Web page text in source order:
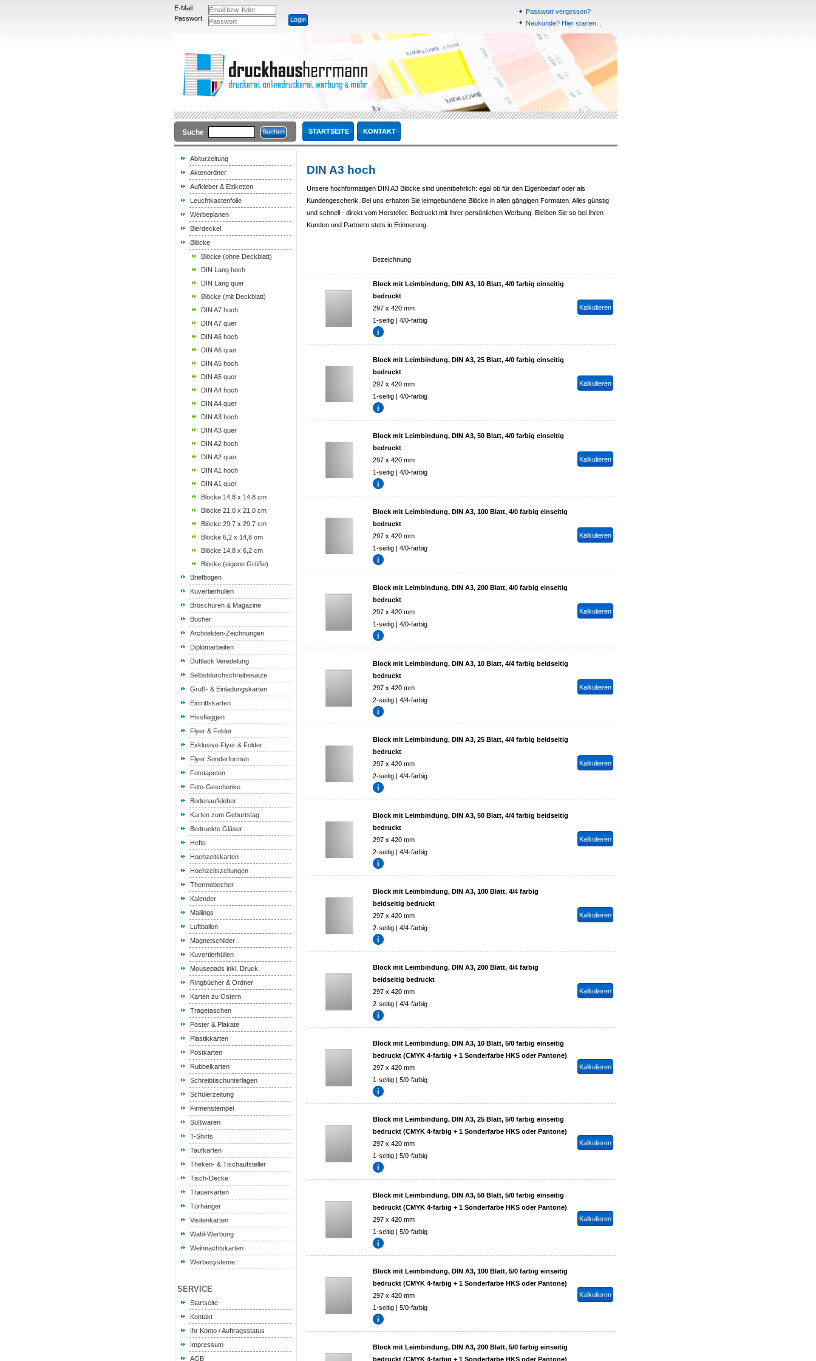
E-Mail
Passwort
Passwort vergessen?
Neukunde? Hier starten...
Suche STARTSEITE KONTAKT
Abiturzeitung
Aktenordner
Aufkleber & Ettiketten
Leuchtkastenfolie
Werbeplanen
Bierdeckel
Blöcke
Blöcke (ohne Deckblatt)
DIN Lang hoch
DIN Lang quer
Blöcke (mit Deckblatt)
DIN A7 hoch
DIN A7 quer
DIN A6 hoch
DIN A6 quer
DIN A5 hoch
DIN A5 quer
DIN A4 hoch
DIN A4 quer
DIN A3 hoch
DIN A3 quer
DIN A2 hoch
DIN A2 quer
DIN A1 hoch
DIN A1 quer
Blöcke 14,8 x 14,8 cm
Blöcke 21,0 x 21,0 cm
Blöcke 29,7 x 29,7 cm
Blöcke 6,2 x 14,8 cm
Blöcke 14,8 x 6,2 cm
Blöcke (eigene Größe)
Briefbogen
Kuvertierhüllen
Broschüren & Magazine
Bücher
Architekten-Zeichnungen
Diplomarbeiten
Duftlack Veredelung
Selbstdurchschreibesätze
Gruß- & Einladungskarten
Eintrittskarten
Hissflaggen
Flyer & Folder
Exklusive Flyer & Folder
Flyer Sonderformen
Fototapeten
Foto-Geschenke
Bodenaufkleber
Karten zum Geburtstag
Bedruckte Gläser
Hefte
Hochzeitskarten
Hochzeitszeitungen
Thermobecher
Kalender
Mailings
Luftballon
Magnetschilder
Kuvertierhüllen
Mousepads inkl. Druck
Ringbücher & Ordner
Karten zu Ostern
Tragetaschen
Poster & Plakate
Plastikkarten
Postkarten
Rubbelkarten
Schreibtischunterlagen
Schülerzeitung
Firmenstempel
Süßwaren
T-Shirts
Taufkarten
Theken- & Tischaufsteller
Tisch-Decke
Trauerkarten
Türhänger
Visitenkarten
Wahl-Werbung
Weihnachtskarten
Werbesysteme
SERVICE
Startseite
Kontakt
Ihr Konto / Auftragsstatus
Impressum
AGB
DIN A3 hoch
Unsere hochformatigen DIN A3 Blöcke sind unentbehrlich: egal ob für den Eigenbedarf oder als
Kundengeschenk. Bei uns erhalten Sie leimgebundene Blöcke in allen gängigen Formaten. Alles günstig
und schnell - direkt vom Hersteller. Bedruckt mit Ihrer persönlichen Werbung. Bleiben Sie so bei Ihren
Kunden und Partnern stets in Erinnerung.
Bezeichnung
Block mit Leimbindung, DIN A3, 10 Blatt, 4/0 farbig einseitig
bedruckt
297 x 420 mm
1-seitig | 4/0-farbig
Block mit Leimbindung, DIN A3, 25 Blatt, 4/0 farbig einseitig
bedruckt
297 x 420 mm
1-seitig | 4/0-farbig
Block mit Leimbindung, DIN A3, 50 Blatt, 4/0 farbig einseitig
bedruckt
297 x 420 mm
1-seitig | 4/0-farbig
Block mit Leimbindung, DIN A3, 100 Blatt, 4/0 farbig einseitig
bedruckt
297 x 420 mm
1-seitig | 4/0-farbig
Block mit Leimbindung, DIN A3, 200 Blatt, 4/0 farbig einseitig
bedruckt
297 x 420 mm
1-seitig | 4/0-farbig
Block mit Leimbindung, DIN A3, 10 Blatt, 4/4 farbig beidseitig
bedruckt
297 x 420 mm
2-seitig | 4/4-farbig
Block mit Leimbindung, DIN A3, 25 Blatt, 4/4 farbig beidseitig
bedruckt
297 x 420 mm
2-seitig | 4/4-farbig
Block mit Leimbindung, DIN A3, 50 Blatt, 4/4 farbig beidseitig
bedruckt
297 x 420 mm
2-seitig | 4/4-farbig
Block mit Leimbindung, DIN A3, 100 Blatt, 4/4 farbig
beidseitig bedruckt
297 x 420 mm
2-seitig | 4/4-farbig
Block mit Leimbindung, DIN A3, 200 Blatt, 4/4 farbig
beidseitig bedruckt
297 x 420 mm
2-seitig | 4/4-farbig
Block mit Leimbindung, DIN A3, 10 Blatt, 5/0 farbig einseitig
bedruckt (CMYK 4-farbig + 1 Sonderfarbe HKS oder Pantone)
297 x 420 mm
1-seitig | 5/0-farbig
Block mit Leimbindung, DIN A3, 25 Blatt, 5/0 farbig einseitig
bedruckt (CMYK 4-farbig + 1 Sonderfarbe HKS oder Pantone)
297 x 420 mm
1-seitig | 5/0-farbig
Block mit Leimbindung, DIN A3, 50 Blatt, 5/0 farbig einseitig
bedruckt (CMYK 4-farbig + 1 Sonderfarbe HKS oder Pantone)
297 x 420 mm
1-seitig | 5/0-farbig
Block mit Leimbindung, DIN A3, 100 Blatt, 5/0 farbig einseitig
bedruckt (CMYK 4-farbig + 1 Sonderfarbe HKS oder Pantone)
297 x 420 mm
1-seitig | 5/0-farbig
Block mit Leimbindung, DIN A3, 200 Blatt, 5/0 farbig einseitig
bedruckt (CMYK 4-farbig + 1 Sonderfarbe HKS oder Pantone)